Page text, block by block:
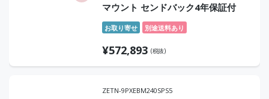
マウント センドバック4年保証付
お取り寄せ 別途送料あり
¥572,893 (税抜)
ZETN-9PXEBM240SPS5